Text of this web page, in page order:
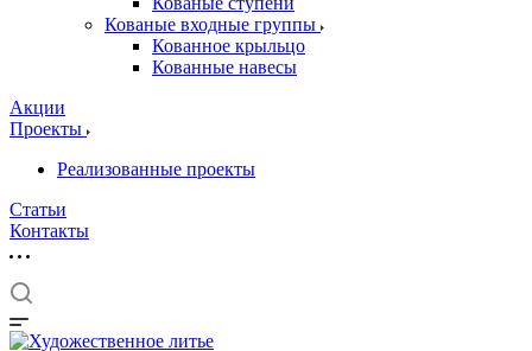
Кованые входные группы
Кованное крыльцо
Кованные навесы
Акции
Проекты
Реализованные проекты
Статьи
Контакты